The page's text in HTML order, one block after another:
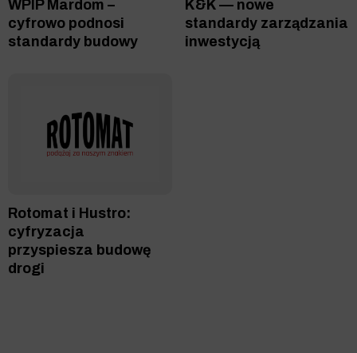
WPIP Mardom –
cyfrowo podnosi
standardy budowy
K&K — nowe
standardy zarządzania
inwestycją
Rotomat i Hustro:
cyfryzacja
przyspiesza budowę
drogi